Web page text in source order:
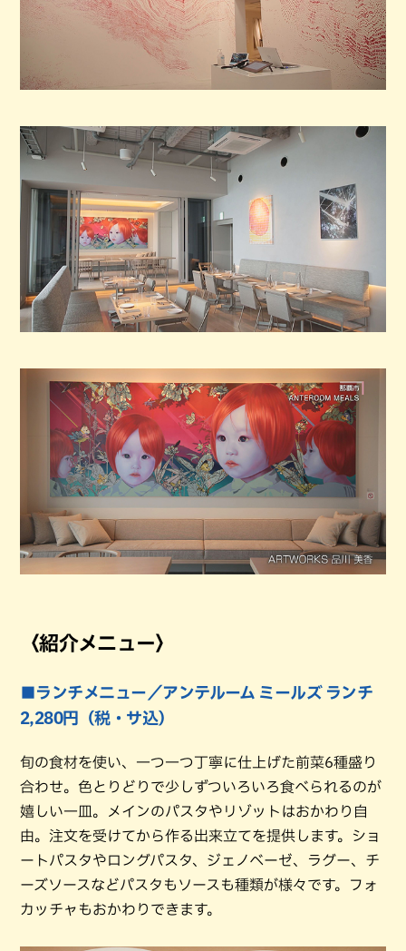
〈紹介メニュー〉
■ランチメニュー／アンテルーム ミールズ ランチ
2,280円（税・サ込）
旬の食材を使い、一つ一つ丁寧に仕上げた前菜6種盛り
合わせ。色とりどりで少しずついろいろ食べられるのが
嬉しい一皿。メインのパスタやリゾットはおかわり自
由。注文を受けてから作る出来立てを提供します。ショ
ートパスタやロングパスタ、ジェノベーゼ、ラグー、チ
ーズソースなどパスタもソースも種類が様々です。フォ
カッチャもおかわりできます。